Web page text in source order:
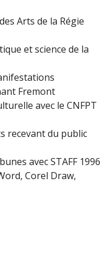
Arts de la Régie
et science de la
Fremont
avec le CNFPT
recevant du public
avec STAFF 1996
Corel Draw,